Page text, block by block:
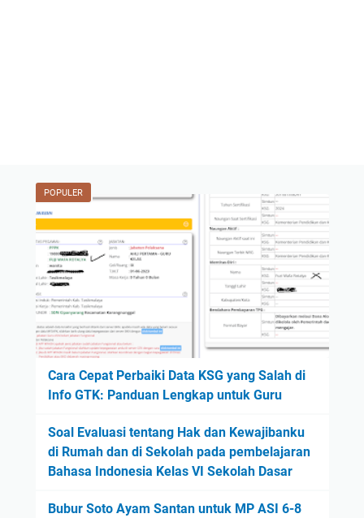
POPULER
Cara Cepat Perbaiki Data KSG yang Salah di
Info GTK: Panduan Lengkap untuk Guru
Soal Evaluasi tentang Hak dan Kewajibanku
di Rumah dan di Sekolah pada pembelajaran
Bahasa Indonesia Kelas VI Sekolah Dasar
Bubur Soto Ayam Santan untuk MP ASI 6-8